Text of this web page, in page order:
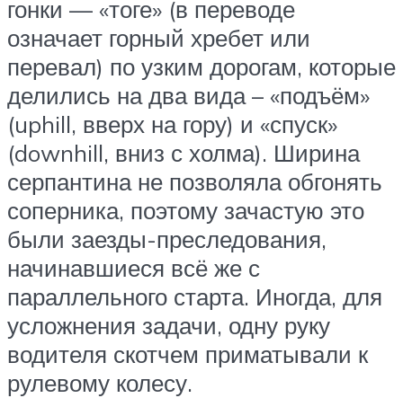
гонки — «тоге» (в переводе
означает горный хребет или
перевал) по узким дорогам, которые
делились на два вида – «подъём»
(uphill, вверх на гору) и «спуск»
(downhill, вниз с холма). Ширина
серпантина не позволяла обгонять
соперника, поэтому зачастую это
были заезды-преследования,
начинавшиеся всё же с
параллельного старта. Иногда, для
усложнения задачи, одну руку
водителя скотчем приматывали к
рулевому колесу.